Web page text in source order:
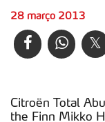
28 março 2013
Citroën Total
the Finn Mikko